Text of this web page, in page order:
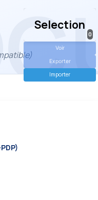
Selection
0
Voir
Exporter
Importer